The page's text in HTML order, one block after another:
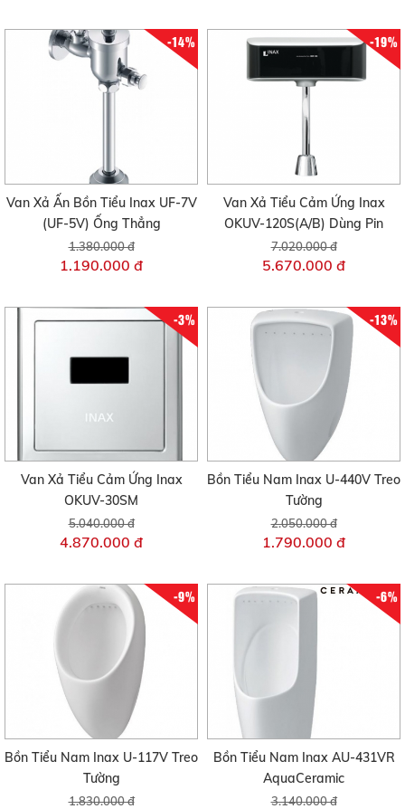
-14%
Van Xả Ấn Bồn Tiểu Inax UF-7V
(UF-5V) Ống Thẳng
1.380.000 đ
1.190.000 đ
-19%
Van Xả Tiểu Cảm Ứng Inax
OKUV-120S(A/B) Dùng Pin
7.020.000 đ
5.670.000 đ
-3%
Van Xả Tiểu Cảm Ứng Inax
OKUV-30SM
5.040.000 đ
4.870.000 đ
-13%
Bồn Tiểu Nam Inax U-440V Treo
Tường
2.050.000 đ
1.790.000 đ
-9%
Bồn Tiểu Nam Inax U-117V Treo
Tường
1.830.000 đ
-6%
Bồn Tiểu Nam Inax AU-431VR
AquaCeramic
3.140.000 đ